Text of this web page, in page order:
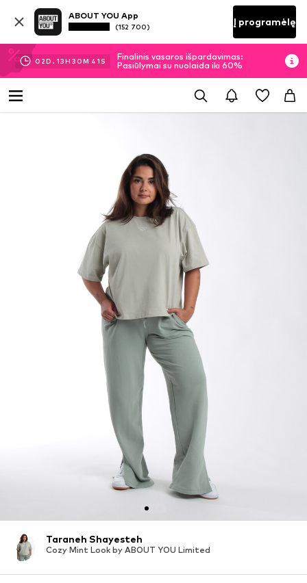
ABOUT YOU App
(152 700) Į programėlę
02D. 13H 30M 41 S
Finalinis vasaros išpardavimas:
Pasiūlymai su nuolaida iki 60%
Taraneh Shayesteh
Cozy Mint Look by ABOUT YOU Limited